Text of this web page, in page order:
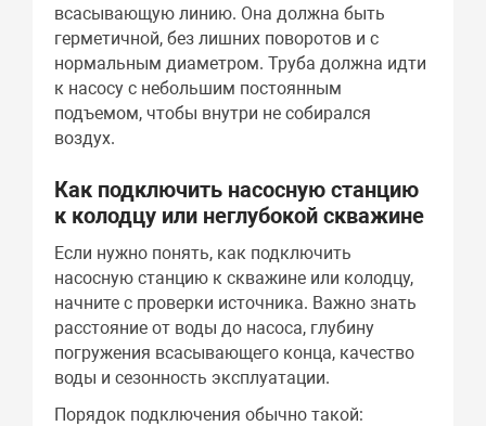
всасывающую линию. Она должна быть
герметичной, без лишних поворотов и с
нормальным диаметром. Труба должна идти
к насосу с небольшим постоянным
подъемом, чтобы внутри не собирался
воздух.
Как подключить насосную станцию
к колодцу или неглубокой скважине
Если нужно понять, как подключить
насосную станцию к скважине или колодцу,
начните с проверки источника. Важно знать
расстояние от воды до насоса, глубину
погружения всасывающего конца, качество
воды и сезонность эксплуатации.
Порядок подключения обычно такой: